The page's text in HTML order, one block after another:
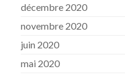
décembre 2020
novembre 2020
juin 2020
mai 2020